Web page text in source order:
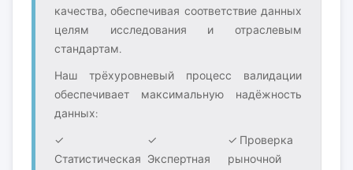
качества, обеспечивая соответствие данных
целям исследования и отраслевым
стандартам.
Наш трёхуровневый процесс валидации
обеспечивает максимальную надёжность
данных:
✓
Статистическая
✓
Экспертная
✓ Проверка
рыночной